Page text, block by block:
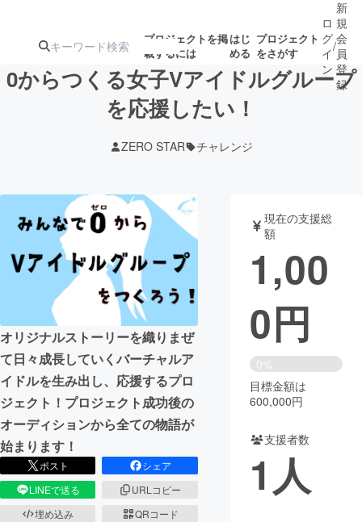
プロジェクトを掲
載するには
はじ
める
プロジェクト
をさがす
ジェクト
ロジェクト
アート・写真 音楽
テクノロジー・ガジェット ゲーム・サ
映像・映画 書籍・雑誌
ビジネス・起業 チャレンジ
まちづくり・地域活性化
CAMPFIRE for Social Good
CAMPFIRE Creation
CAMPFIREふるさと納税
コミュニティ
ロ
グ
イ
ン
/
新
規
会
員
登
録
0からつくる女子Vアイドルグループ
を応援したい！
ZERO STAR チャレンジ
オリジナルストーリーを織りまぜ
て日々成長していくバーチャルア
イドルを生み出し、応援するプロ
ジェクト！プロジェクト成功後の
オーディションから全ての物語が
始まります！
ポスト
シェア
LINEで送る
URLコピー
埋め込み
QRコード
現在の支援総
額
1,00
0円
0%
目標金額は
600,000円
支援者数
1人